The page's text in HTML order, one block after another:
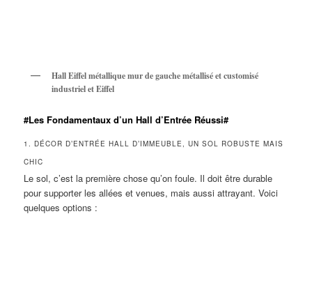
Hall Eiffel métallique mur de gauche métallisé et customisé
industriel et Eiffel
#Les Fondamentaux d’un Hall d’Entrée Réussi#
1. DÉCOR D’ENTRÉE HALL D’IMMEUBLE, UN SOL ROBUSTE MAIS
CHIC
Le sol, c’est la première chose qu’on foule. Il doit être durable
pour supporter les allées et venues, mais aussi attrayant. Voici
quelques options :